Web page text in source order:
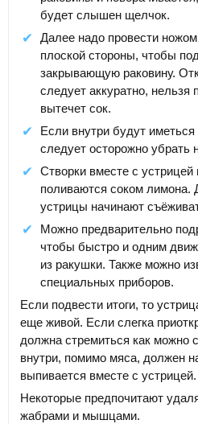
будет слышен щелчок.
Далее надо провести
плоской стороны, чтобы
закрывающую раковину.
следует аккуратно, нельзя
вытечет сок.
Если внутри будут
следует осторожно убрать
Створки вместе с
поливаются соком лимона.
устрицы начинают
Можно предварительно
чтобы быстро и одним
из ракушки. Также можно
специальных приборов.
Если подвести итоги, то
еще живой. Если слегка
должна стремиться как можно
внутри, помимо мяса, должен
выпивается вместе с устрицей.
Некоторые предпочитают
жабрами и мышцами.